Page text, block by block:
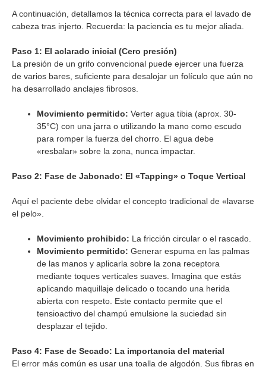
A continuación, detallamos la técnica correcta para el lavado de
cabeza tras injerto. Recuerda: la paciencia es tu mejor aliada.
Paso 1: El aclarado inicial (Cero presión)
La presión de un grifo convencional puede ejercer una fuerza
de varios bares, suficiente para desalojar un folículo que aún no
ha desarrollado anclajes fibrosos.
Movimiento permitido: Verter agua tibia (aprox. 30-
35°C) con una jarra o utilizando la mano como escudo
para romper la fuerza del chorro. El agua debe
«resbalar» sobre la zona, nunca impactar.
Paso 2: Fase de Jabonado: El «Tapping» o Toque Vertical
Aquí el paciente debe olvidar el concepto tradicional de «lavarse
el pelo».
Movimiento prohibido: La fricción circular o el rascado.
Movimiento permitido: Generar espuma en las palmas
de las manos y aplicarla sobre la zona receptora
mediante toques verticales suaves. Imagina que estás
aplicando maquillaje delicado o tocando una herida
abierta con respeto. Este contacto permite que el
tensioactivo del champú emulsione la suciedad sin
desplazar el tejido.
Paso 4: Fase de Secado: La importancia del material
El error más común es usar una toalla de algodón. Sus fibras en